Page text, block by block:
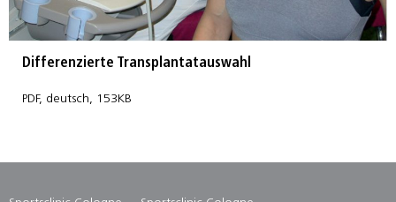
Differenzierte Transplantatauswahl
PDF, deutsch, 153KB